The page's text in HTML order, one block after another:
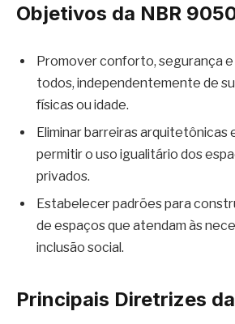
Objetivos da NBR
Promover conforto, segurança
todos, independentemente de
físicas ou idade.
Eliminar barreiras arquitetônicas
permitir o uso igualitário dos
privados.
Estabelecer padrões para
de espaços que atendam às
inclusão social.
Principais Diretrizes